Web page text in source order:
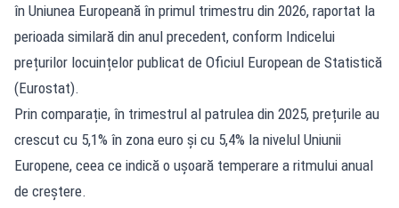
în Uniunea Europeană în primul trimestru din 2026, raportat la
perioada similară din anul precedent, conform Indicelui
prețurilor locuințelor publicat de Oficiul European de Statistică
(Eurostat).
Prin comparație, în trimestrul al patrulea din 2025, prețurile au
crescut cu 5,1% în zona euro și cu 5,4% la nivelul Uniunii
Europene, ceea ce indică o ușoară temperare a ritmului anual
de creștere.